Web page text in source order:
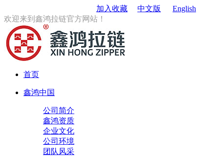
加入收藏 中文版
English
欢迎来到鑫鸿拉链官方网站！
首页
鑫鸿中国
公司简介
鑫鸿资质
企业文化
公司环境
团队风采